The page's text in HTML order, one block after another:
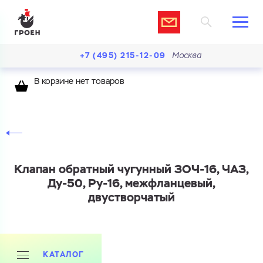
+7 (495) 215-12-09 Москва
В корзине нет товаров
Клапан обратный чугунный ЗОЧ-16, ЧАЗ,
Ду-50, Ру-16, межфланцевый,
двустворчатый
КАТАЛОГ